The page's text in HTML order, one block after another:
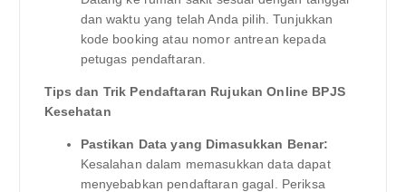
dan waktu yang telah Anda pilih. Tunjukkan
kode booking atau nomor antrean kepada
petugas pendaftaran.
Tips dan Trik Pendaftaran Rujukan Online BPJS
Kesehatan
Pastikan Data yang Dimasukkan Benar:
Kesalahan dalam memasukkan data dapat
menyebabkan pendaftaran gagal. Periksa